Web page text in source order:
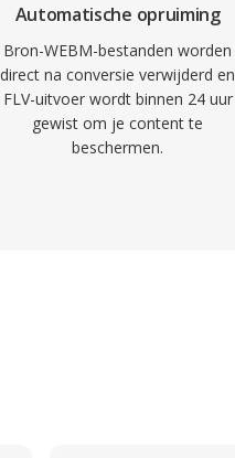
Automatische opruiming
Bron-WEBM-bestanden worden
direct na conversie verwijderd en
FLV-uitvoer wordt binnen 24 uur
gewist om je content te
beschermen.